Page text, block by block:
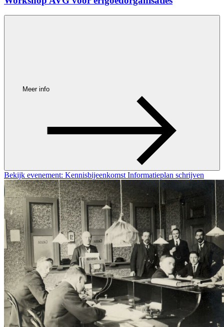
Meer info
Bekijk evenement: Kennisbijeenkomst Informatieplan schrijven